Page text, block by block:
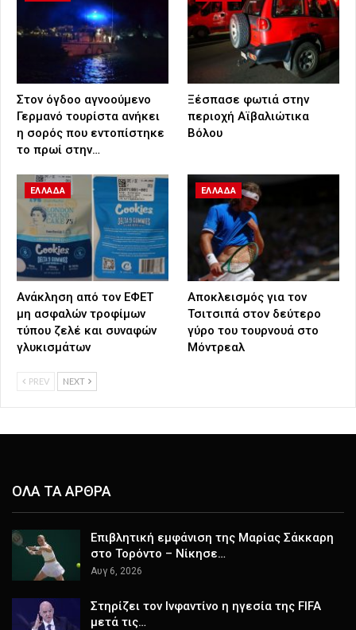
Στον όγδοο αγνοούμενο
Γερμανό τουρίστα ανήκει
η σορός που εντοπίστηκε
το πρωί στην…
Ξέσπασε φωτιά στην
περιοχή Αϊβαλιώτικα
Βόλου
ΕΛΛΑΔΑ
Ανάκληση από τον ΕΦΕΤ
μη ασφαλών τροφίμων
τύπου ζελέ και συναφών
γλυκισμάτων
ΕΛΛΑΔΑ
Αποκλεισμός για τον
Τσιτσιπά στον δεύτερο
γύρο του τουρνουά στο
Μόντρεαλ
PREV NEXT
ΟΛΑ ΤΑ ΑΡΘΡΑ
Επιβλητική εμφάνιση της Μαρίας Σάκκαρη
στο Τορόντο – Νίκησε…
Αυγ 6, 2026
Στηρίζει τον Ινφαντίνο η ηγεσία της FIFA
μετά τις…